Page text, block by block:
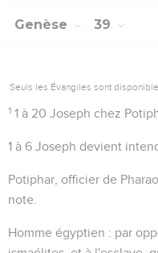
Genèse 39
Seuls les Évangiles sont
1 1 à 20 Joseph chez
1 à 6 Joseph devient
Potiphar, officier de
note.
Homme égyptien : par